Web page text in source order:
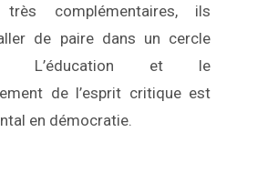
très complémentaires, ils
de paire dans un cercle
L’éducation et le
de l’esprit critique est
en démocratie.